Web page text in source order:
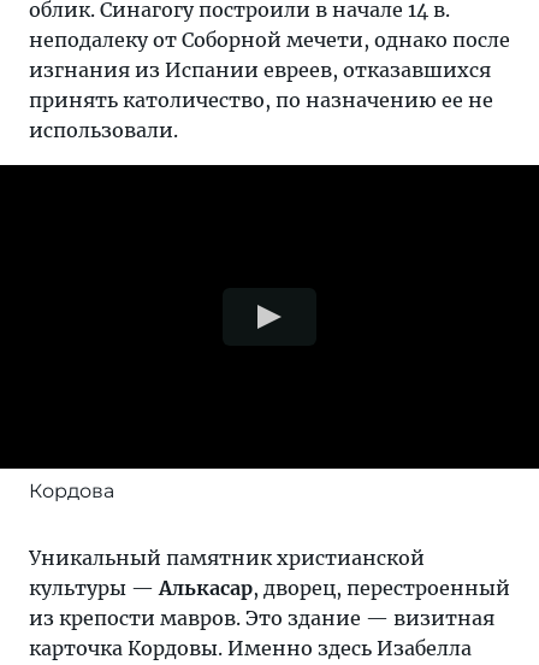
облик. Синагогу построили в начале 14 в.
неподалеку от Соборной мечети, однако после
изгнания из Испании евреев, отказавшихся
принять католичество, по назначению ее не
использовали.
Кордова
Уникальный памятник христианской
культуры —Алькасар, дворец, перестроенный
из крепости мавров. Это здание — визитная
карточка Кордовы. Именно здесь Изабелла